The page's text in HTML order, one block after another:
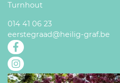
Turnhout
014 41 06 23
eerstegraad@heilig-graf.be